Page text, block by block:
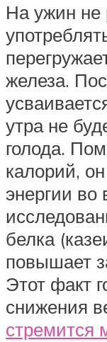
На ужин не
железа.
утра не
голода.
калорий,
энергии во
белка
повышает
Этот факт
снижения
стремится